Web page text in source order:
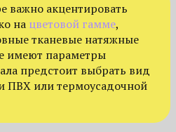
важно акцентировать
на цветовой гамме,
тканевые натяжные
имеют параметры
предстоит выбрать вид
ПВХ или термоусадочной